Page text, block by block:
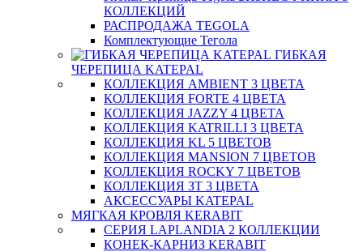
КОЛЛЕКЦИЙ
РАСПРОДАЖА TEGOLA
Комплектующие Тегола
ГИБКАЯ
ЧЕРЕПИЦА KATEPAL
КОЛЛЕКЦИЯ AMBIENT 3 ЦВЕТА
КОЛЛЕКЦИЯ FORTE 4 ЦВЕТА
КОЛЛЕКЦИЯ JAZZY 4 ЦВЕТА
КОЛЛЕКЦИЯ KATRILLI 3 ЦВЕТА
КОЛЛЕКЦИЯ KL 5 ЦВЕТОВ
КОЛЛЕКЦИЯ MANSION 7 ЦВЕТОВ
КОЛЛЕКЦИЯ ROCKY 7 ЦВЕТОВ
КОЛЛЕКЦИЯ ЗТ 3 ЦВЕТА
АКСЕССУАРЫ KATEPAL
МЯГКАЯ КРОВЛЯ KERABIT
СЕРИЯ LAPLANDIA 2 КОЛЛЕКЦИИ
КОНЕК-КАРНИЗ KERABIT